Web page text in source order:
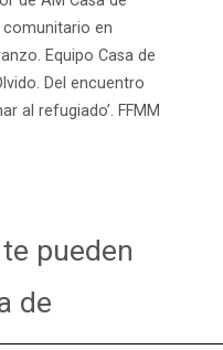
comunitario en
Equipo Casa de
Del encuentro
al refugiado’. FFMM
pueden
de